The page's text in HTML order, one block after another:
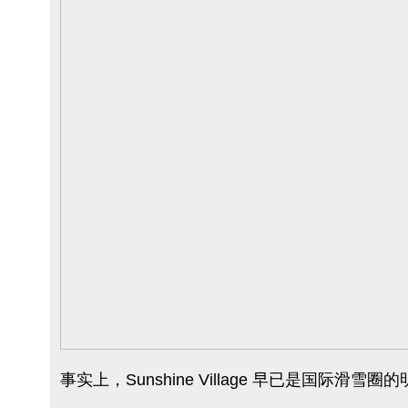
事实上，Sunshine Village 早已是国际滑雪圈的